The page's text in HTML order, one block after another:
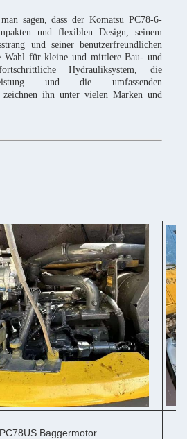
sagen, dass der Komatsu PC78-6-
und flexiblen Design, seinem
und seiner benutzerfreundlichen
Wahl für kleine und mittlere Bau- und
Hydrauliksystem, die
und die umfassenden
zeichnen ihn unter vielen Marken und
Baggermotor